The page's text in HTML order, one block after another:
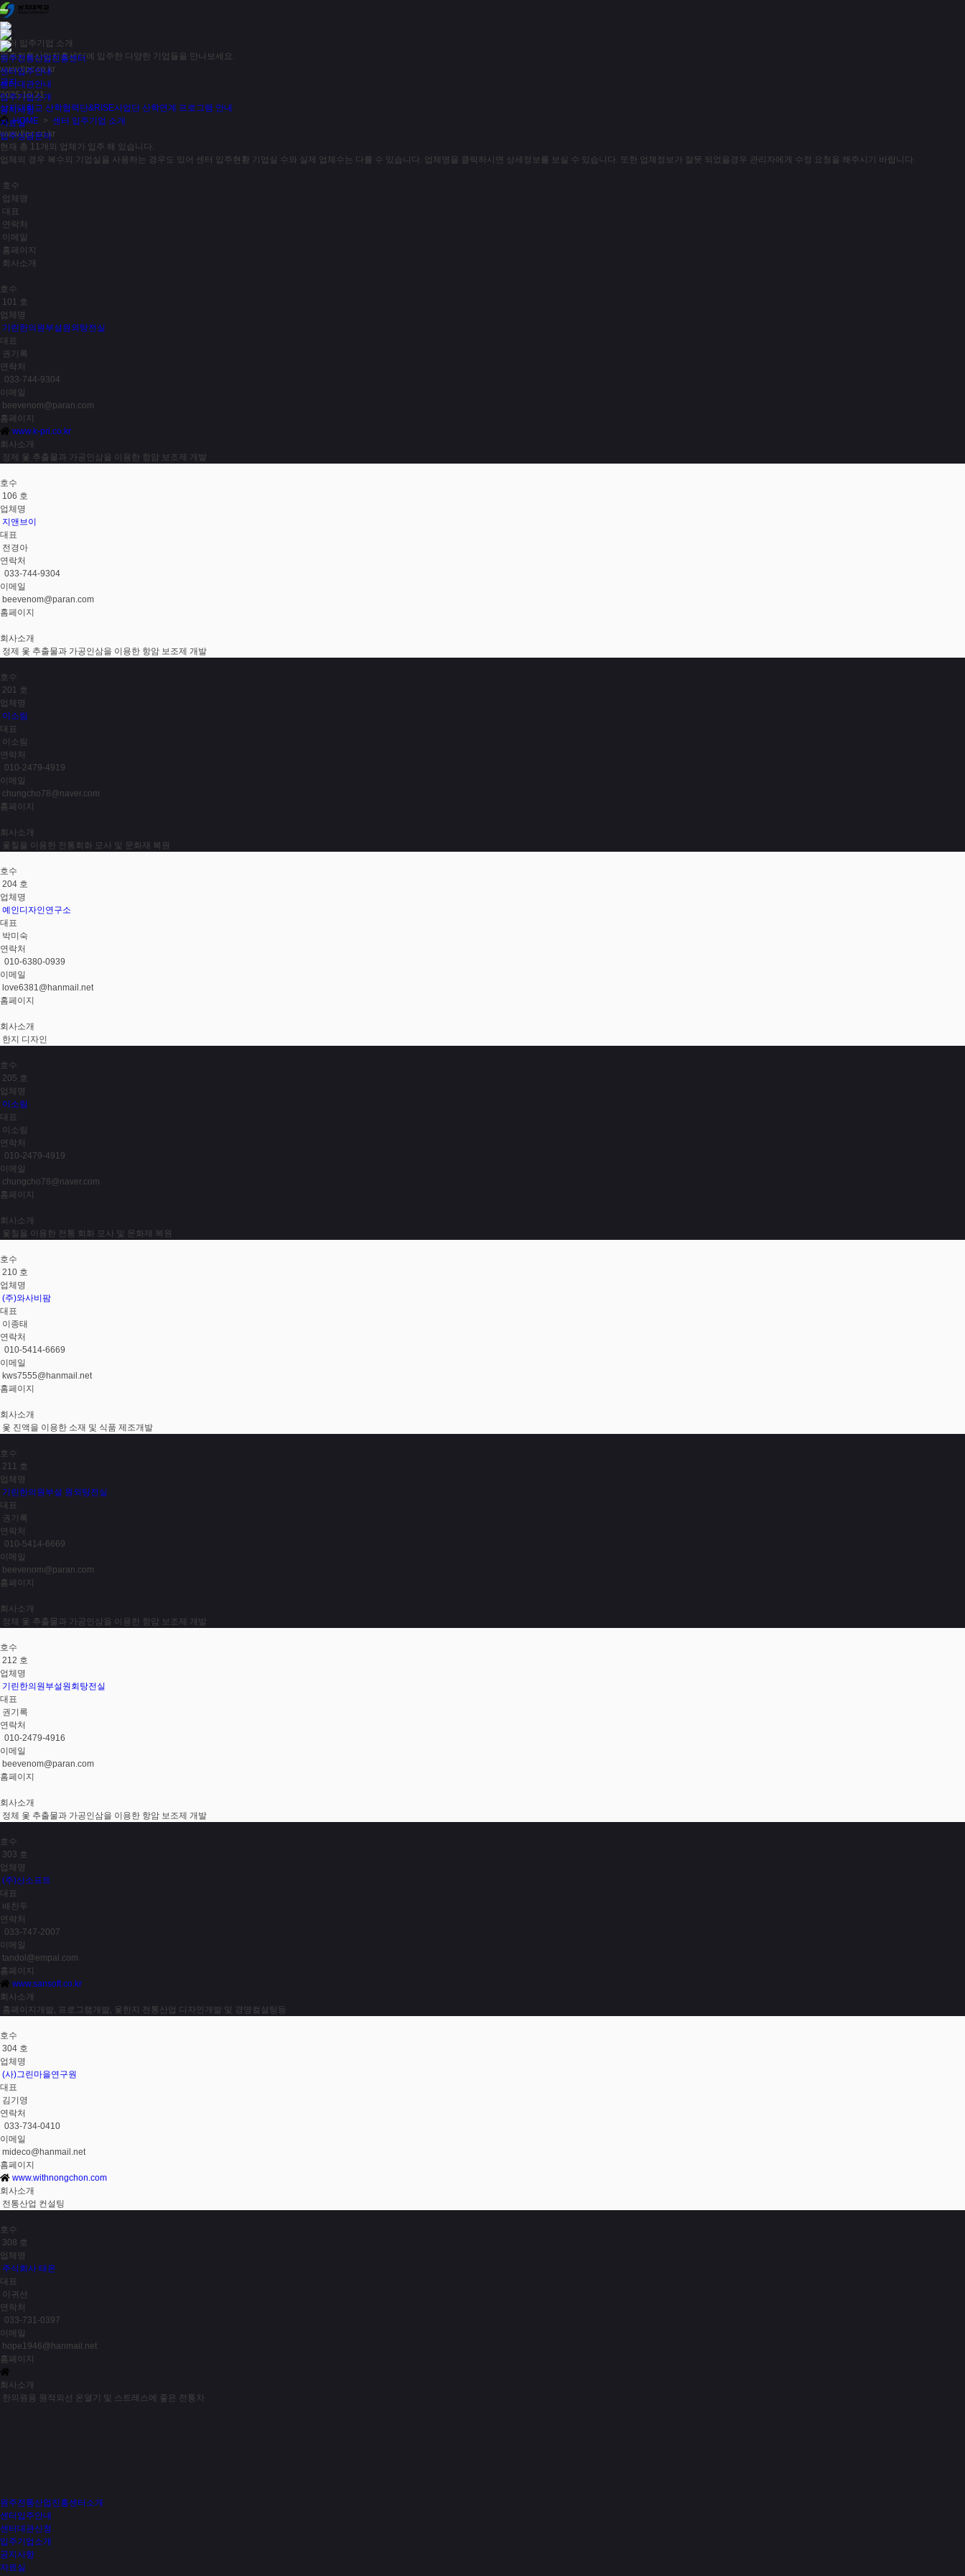
원주전통산업진흥센터
센터입주안내
센터대관안내
입주기업소개
공지사항
자료실
입주상담문의
센터 입주기업 소개
원주전통산업진흥센터에 입주한 다양한 기업들을 만나보세요.
www.tipc.co.kr
공지
2025.10.21
상지대학교 산학협력단&RISE사업단 산학연계 프로그램 안내
HOME > 센터 입주기업 소개
www.tipc.co.kr
현재 총 11개
의 업체가 입주 해 있습니다.
업체의 경우 복수의 기업실을 사용하는 경우도 있어 센터 입주현황 기업실 수와 실제 업체수는 다를 수 있습니다. 업체명을 클릭하시면 상세정보를 보실 수 있습니다. 또한 업체정보가 잘못 되었을경우 관리자에게 수정 요청을 해주시기 바랍니다.
호수
업체명
대표
연락처
이메일
홈페이지
회사소개
호수
101 호
업체명
기린한의원부설원외탕전실
대표
권기록
연락처
033-744-9304
이메일
beevenom@paran.com
홈페이지
www.k-pri.co.kr
회사소개
정제 옻 추출물과 가공인삼을 이용한 항암 보조제 개발
호수
106 호
업체명
지앤브이
대표
전경아
연락처
033-744-9304
이메일
beevenom@paran.com
홈페이지
회사소개
정제 옻 추출물과 가공인삼을 이용한 항암 보조제 개발
호수
201 호
업체명
이소림
대표
이소림
연락처
010-2479-4919
이메일
chungcho78@naver.com
홈페이지
회사소개
옻칠을 이용한 전통회화 모사 및 문화재 복원
호수
204 호
업체명
예인디자인연구소
대표
박미숙
연락처
010-6380-0939
이메일
love6381@hanmail.net
홈페이지
회사소개
한지 디자인
호수
205 호
업체명
이소림
대표
이소림
연락처
010-2479-4919
이메일
chungcho78@naver.com
홈페이지
회사소개
옻칠을 이용한 전통 회화 모사 및 문화재 복원
호수
210 호
업체명
(주)와사비팜
대표
이종태
연락처
010-5414-6669
이메일
kws7555@hanmail.net
홈페이지
회사소개
옻 진액을 이용한 소재 및 식품 제조개발
호수
211 호
업체명
기린한의원부설 원외탕전실
대표
권기록
연락처
010-5414-6669
이메일
beevenom@paran.com
홈페이지
회사소개
정체 옻 추출물과 가공인삼을 이용한 항암 보조제 개발
호수
212 호
업체명
기린한의원부설원회탕전실
대표
권기록
연락처
010-2479-4916
이메일
beevenom@paran.com
홈페이지
회사소개
정체 옻 추출물과 가공인삼을 이용한 항암 보조제 개발
호수
303 호
업체명
(주)산소프트
대표
배찬두
연락처
033-747-2007
이메일
tandol@empal.com
홈페이지
www.sansoft.co.kr
회사소개
홈페이지개발, 프로그램개발, 옻한지 전통산업 디자인개발 및 경영컬설팅등
호수
304 호
업체명
(사)그린마을연구원
대표
김기영
연락처
033-734-0410
이메일
mideco@hanmail.net
홈페이지
www.withnongchon.com
회사소개
전통산업 컨설팅
호수
308 호
업체명
주식회사 태온
대표
이귀선
연락처
033-731-0397
이메일
hope1946@hanmail.net
홈페이지
회사소개
한의원용 원적외선 온열기 및 스트레스에 좋은 전통차
원주전통산업진흥센터소개
센터입주안내
센터대관신청
입주기업소개
공지사항
자료실